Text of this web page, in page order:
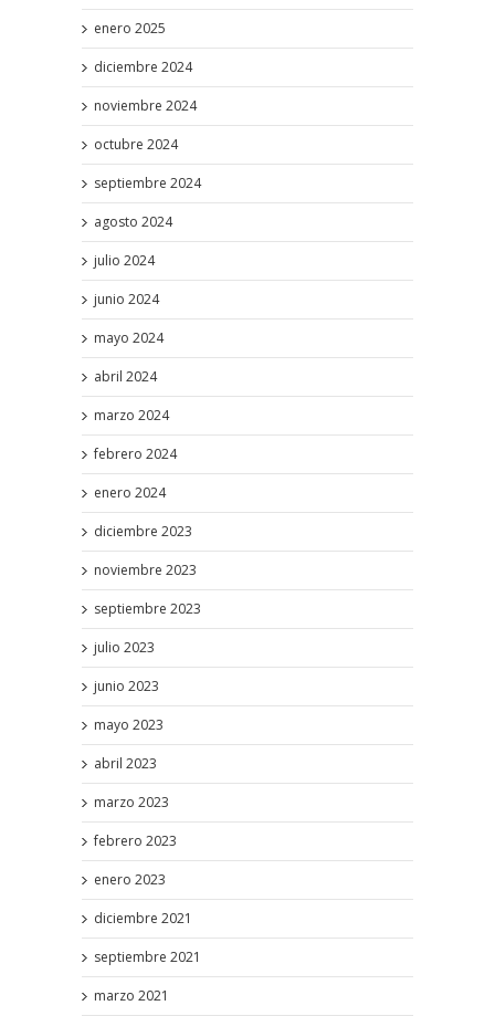
enero 2025
diciembre 2024
noviembre 2024
octubre 2024
septiembre 2024
agosto 2024
julio 2024
junio 2024
mayo 2024
abril 2024
marzo 2024
febrero 2024
enero 2024
diciembre 2023
noviembre 2023
septiembre 2023
julio 2023
junio 2023
mayo 2023
abril 2023
marzo 2023
febrero 2023
enero 2023
diciembre 2021
septiembre 2021
marzo 2021